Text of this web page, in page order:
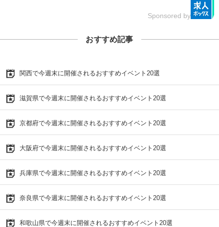
Sponsored by
おすすめ記事
関西で今週末に開催されるおすすめイベント20選
滋賀県で今週末に開催されるおすすめイベント20選
京都府で今週末に開催されるおすすめイベント20選
大阪府で今週末に開催されるおすすめイベント20選
兵庫県で今週末に開催されるおすすめイベント20選
奈良県で今週末に開催されるおすすめイベント20選
和歌山県で今週末に開催されるおすすめイベント20選